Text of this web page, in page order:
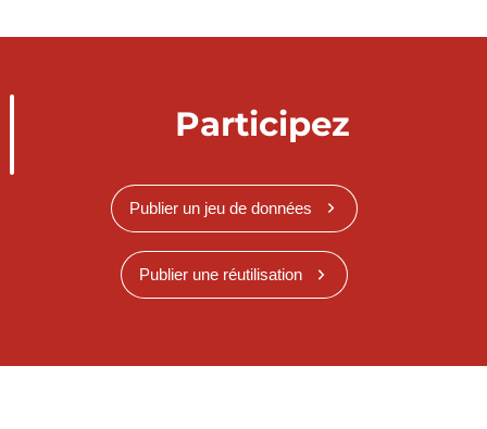
Participez
Publier un jeu de données
Publier une réutilisation